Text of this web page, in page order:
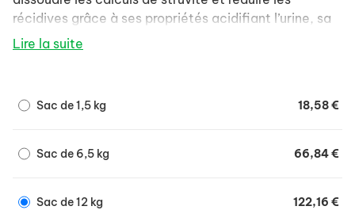
récidives grâce à ses propriétés acidifiant l’urine, sa
faible teneur en magnésium et un apport modéré en
pendant 5 à 12 semaines pour dissoudre les calculs
récidives. Le chien devra ensuite être examiné
Lire la suite
Sac de 1,5 kg 18,58 €
Sac de 6,5 kg 66,84 €
Sac de 12 kg 122,16 €